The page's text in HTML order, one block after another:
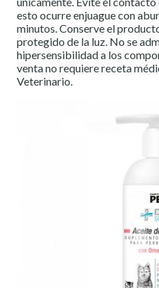
esto ocurre enjuague con
minutos. Conserve el
protegido de la luz. No se
hipersensibilidad a los
venta no requiere receta
Veterinario.